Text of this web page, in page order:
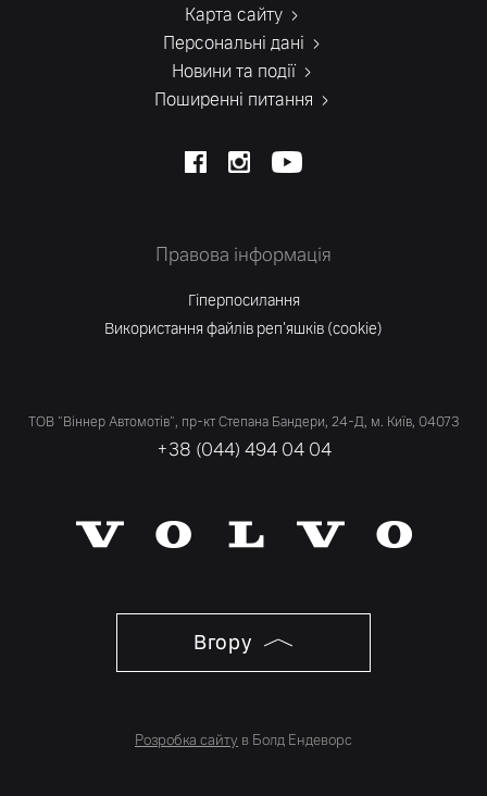
Карта сайту
Персональні дані
Новини та події
Поширенні питання
Правова інформація
Гіперпосилання
Використання файлів реп'яшків (cookie)
ТОВ "Віннер Автомотів", пр-кт Степана Бандери, 24-Д, м. Київ, 04073
+38 (044) 494 04 04
Вгору
Розробка сайту в Болд Ендеворс